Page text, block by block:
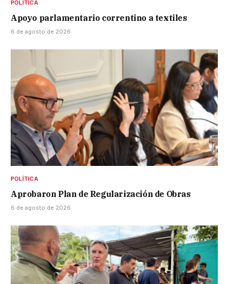
POLÍTICA
Apoyo parlamentario correntino a textiles
6 de agosto de 2026
POLÍTICA
Aprobaron Plan de Regularización de Obras
6 de agosto de 2026